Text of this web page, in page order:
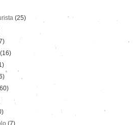
(25)
(16)
(7)